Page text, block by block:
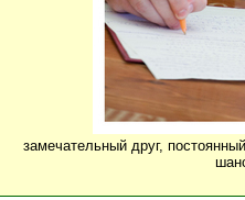
замечательный друг,